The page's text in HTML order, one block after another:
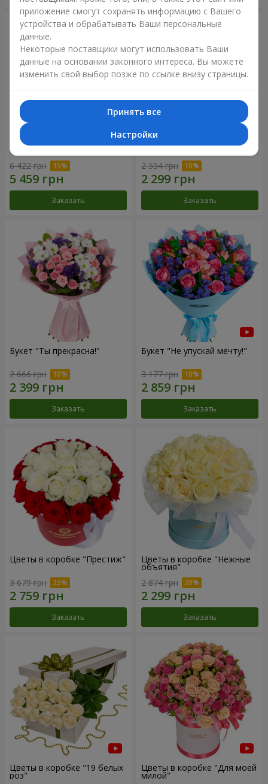
51 белая хризантема
6 422 грн
Заказать
Романтический букет
2 554 грн
Заказать
Букет "Ты прекрасна!"
2 666 грн
Заказать
Букет "Не упускай мечту!"
3 177 грн
Заказать
Цветы в коробке "Престиж"
3 679 грн
Заказать
Цветы в коробке "Нежные
объятия"
2 874 грн
Заказать
Цветы в коробке "19 белых
роз"
Цветы в коробке "Для моей
милой"
приложение смогут сохранять информацию с Вашего
устройства и обрабатывать Ваши персональные
данные.
Некоторые поставщики могут использовать Ваши
данные на основании законного интереса. Вы можете
изменить свой выбор позже по ссылке внизу страницы.
Принять все
Настройки